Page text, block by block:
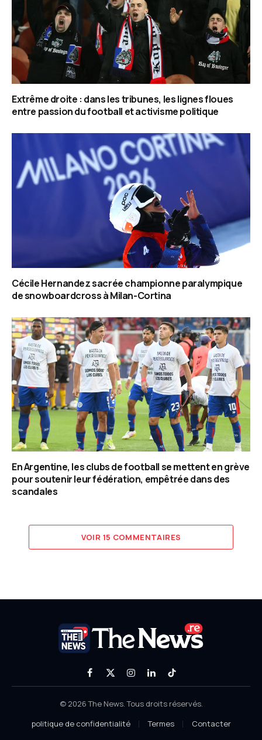
Extrême droite : dans les tribunes, les lignes floues
entre passion du football et activisme politique
Cécile Hernandez sacrée championne paralympique
de snowboardcross à Milan-Cortina
En Argentine, les clubs de football se mettent en grève
pour soutenir leur fédération, empêtrée dans des
scandales
VOIR 15 COMMENTAIRES
Facebook
X
Instagram
LinkedInTikTok
© 2026 The News. Tous droits réservés.
politique de confidentialité
Termes Contacter